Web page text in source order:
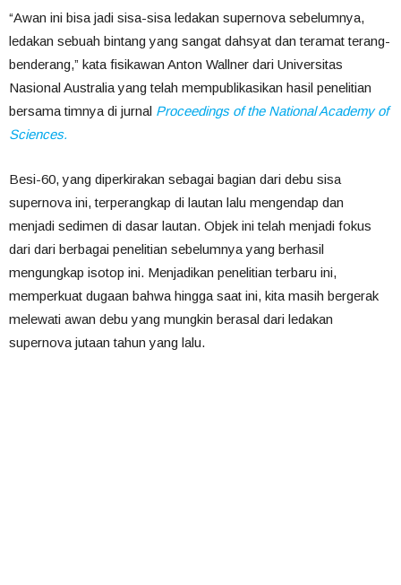
“Awan ini bisa jadi sisa-sisa ledakan supernova sebelumnya,
ledakan sebuah bintang yang sangat dahsyat dan teramat terang-
benderang,” kata fisikawan Anton Wallner dari Universitas
Nasional Australia yang telah mempublikasikan hasil penelitian
bersama timnya di jurnal Proceedings of the National Academy of
Sciences.
Besi-60, yang diperkirakan sebagai bagian dari debu sisa
supernova ini, terperangkap di lautan lalu mengendap dan
menjadi sedimen di dasar lautan. Objek ini telah menjadi fokus
dari dari berbagai penelitian sebelumnya yang berhasil
mengungkap isotop ini. Menjadikan penelitian terbaru ini,
memperkuat dugaan bahwa hingga saat ini, kita masih bergerak
melewati awan debu yang mungkin berasal dari ledakan
supernova jutaan tahun yang lalu.